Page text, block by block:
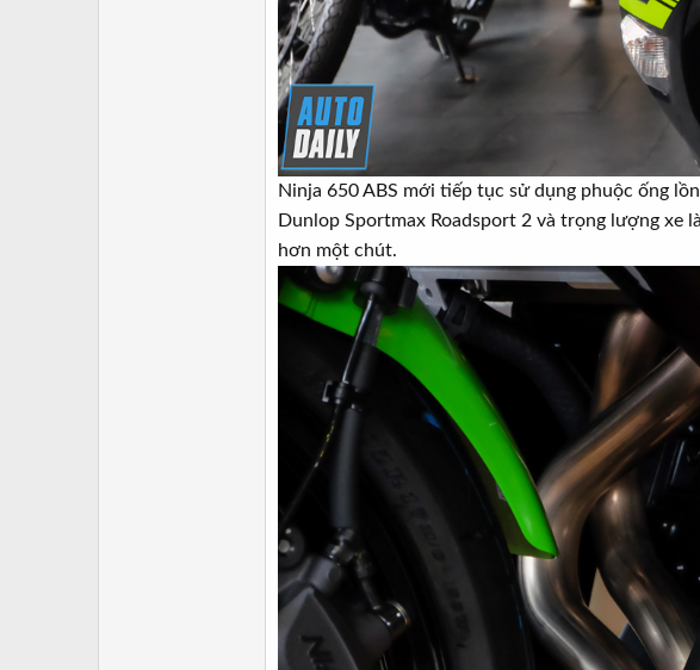
Ninja 650 ABS mới tiếp tục sử dụng phuộc ống
Dunlop Sportmax Roadsport 2 và trọng lượng xe
hơn một chút.